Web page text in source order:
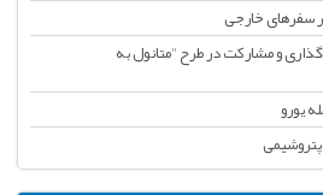
سفرهای خارجی
و مشارکت در طرح "متانول به